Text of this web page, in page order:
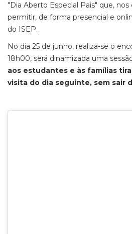
"Dia Aberto Especial Pais" que, nos
permitir, de forma presencial e
do ISEP.
No dia 25 de junho, realiza-se o
18h00, será dinamizada uma
aos estudantes e às famílias
visita do dia seguinte, sem sair